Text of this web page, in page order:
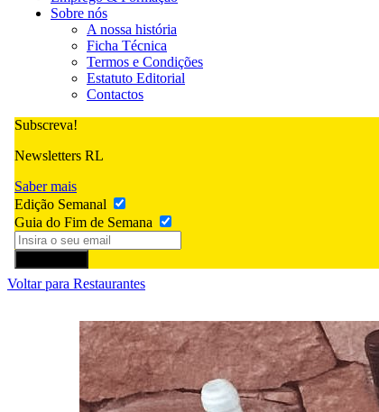
Sobre nós
A nossa história
Ficha Técnica
Termos e Condições
Estatuto Editorial
Contactos
Subscreva!
Newsletters RL
Saber mais
Edição Semanal
Guia do Fim de Semana
Voltar para Restaurantes